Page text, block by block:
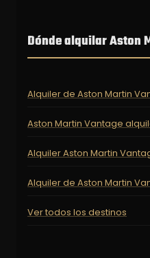
Dónde alquilar Aston
Alquiler de Aston Martin
Aston Martin Vantage
Alquiler Aston Martin
Alquiler de Aston Martin
Ver todos los destinos